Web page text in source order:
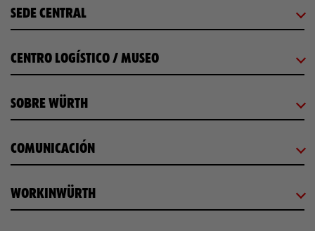
SEDE CENTRAL
CENTRO LOGÍSTICO / MUSEO
SOBRE WÜRTH
COMUNICACIÓN
WORKINWÜRTH